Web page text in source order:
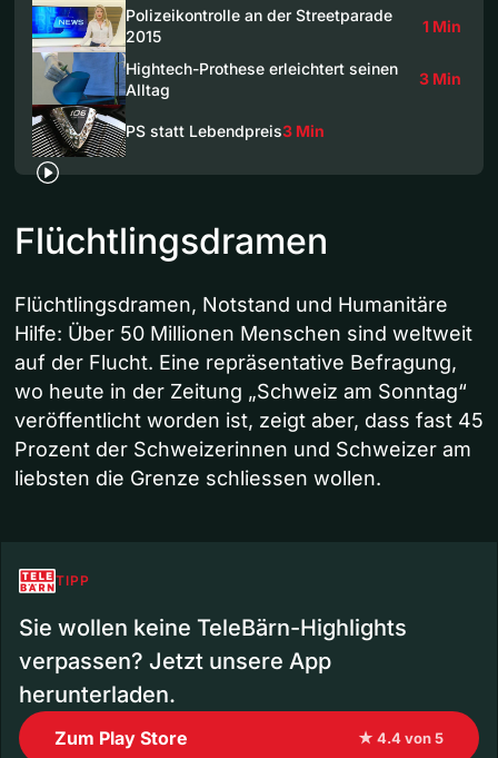
Polizeikontrolle an der Streetparade
2015
1 Min
Hightech-Prothese erleichtert seinen
Alltag
3 Min
PS statt Lebendpreis3 Min
Flüchtlingsdramen
Flüchtlingsdramen, Notstand und Humanitäre
Hilfe: Über 50 Millionen Menschen sind weltweit
auf der Flucht. Eine repräsentative Befragung,
wo heute in der Zeitung „Schweiz am Sonntag“
veröffentlicht worden ist, zeigt aber, dass fast 45
Prozent der Schweizerinnen und Schweizer am
liebsten die Grenze schliessen wollen.
TIPP
Sie wollen keine TeleBärn-Highlights
verpassen? Jetzt unsere App
herunterladen.
Zum Play Store ★ 4.4 von 5